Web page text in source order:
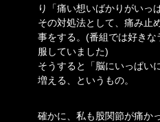
り「痛い想いばかりがいっ
その対処法として、痛み止
事をする。(番組では好き
服していました)
そうすると「脳にいっぱい
増える、というもの。
確かに、私も股関節が痛か